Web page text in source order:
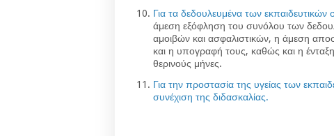
Για τα δεδουλευμένα των εκπαιδευτικών
άμεση εξόφληση του συνόλου των
αμοιβών και ασφαλιστικών, η άμεση
και η υπογραφή τους, καθώς και η
θερινούς μήνες.
Για την προστασία της υγείας των
συνέχιση της διδασκαλίας.